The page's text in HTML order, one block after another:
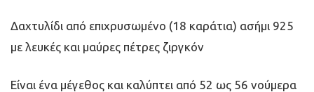
Δαχτυλίδι από επιχρυσωμένο (18 καράτια) ασήμι 925
με λευκές και μαύρες πέτρες ζιργκόν
Είναι ένα μέγεθος και καλύπτει από 52 ως 56 νούμερα